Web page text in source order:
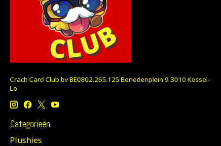
Crach Card Club bv BE0802.265.125 Benedenplein 9 3010 Kessel-
Lo
Categorieën
Plushies